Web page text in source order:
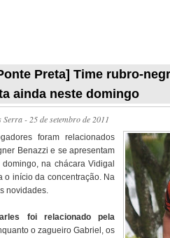
Preta] Time rubro-
ainda neste domingo
Serra- 25 de setembro de 2011
foram relacionados
Benazzi e se apresentam
na chácara Vidigal
o início da concentração. Na
novidades.
foi relacionado pela
o zagueiro Gabriel, os